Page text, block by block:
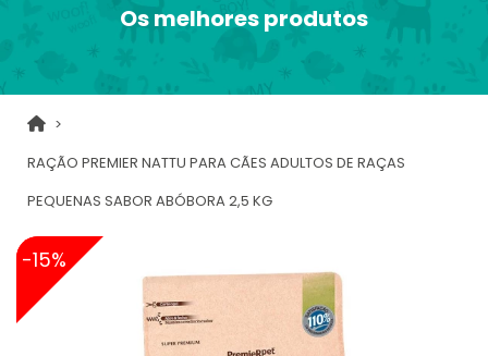
Os melhores produtos
RAÇÃO PREMIER NATTU PARA CÃES ADULTOS DE RAÇAS
PEQUENAS SABOR ABÓBORA 2,5 KG
-15%